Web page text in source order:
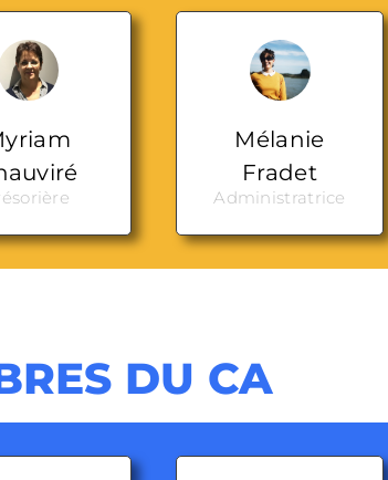
Mélanie
Fradet
Administratrice
DU CA